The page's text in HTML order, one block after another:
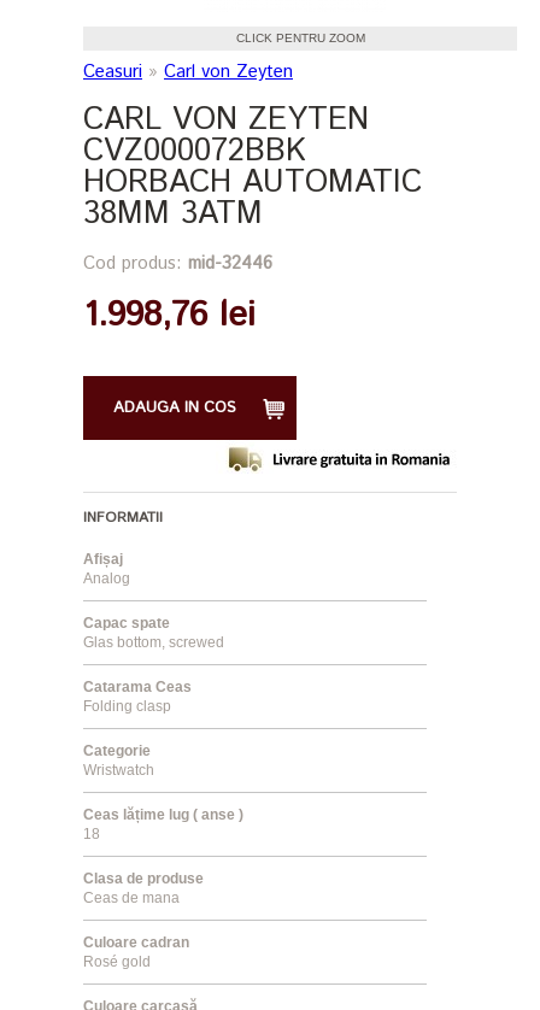
CLICK PENTRU ZOOM
Ceasuri » Carl von Zeyten
CARL VON ZEYTEN
CVZ000072BBK
HORBACH AUTOMATIC
38MM 3ATM
Cod produs: mid-32446
1.998,76 lei
ADAUGA IN COS
INFORMATII
Afișaj
Analog
Capac spate
Glas bottom, screwed
Catarama Ceas
Folding clasp
Categorie
Wristwatch
Ceas lățime lug ( anse )
18
Clasa de produse
Ceas de mana
Culoare cadran
Rosé gold
Culoare carcasă